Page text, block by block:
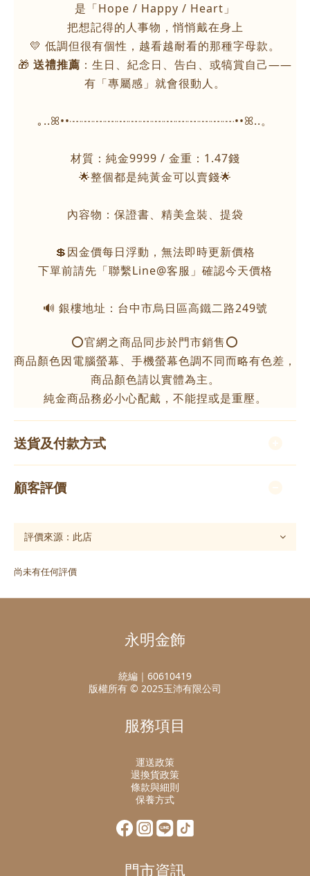
是「Hope / Happy / Heart」
把想記得的人事物，悄悄戴在身上
💛 低調但很有個性，越看越耐看的那種字母款。
🎁 送禮推薦 ：生日、紀念日、告白、或犒賞自己——
有「專屬感」就會很動人。
｡..ꕤ••┈┈┈┈┈┈┈┈┈┈┈┈┈┈••ꕤ..。
材質：純金9999 / 金重：1.47錢
🌟整個都是純黃金可以賣錢🌟
內容物：保證書、精美盒裝、提袋
💲因金價每日浮動，無法即時更新價格
下單前請先「聯繫Line@客服」確認今天價格
🔊 銀樓地址：台中市烏日區高鐵二路249號
⭕️官網之商品同步於門市銷售⭕️
商品顏色因電腦螢幕、手機螢幕色調不同而略有色差，
商品顏色請以實體為主。
純金商品務必小心配戴，不能捏或是重壓。
送貨及付款方式
顧客評價
尚未有任何評價
永明金飾
統編｜60610419
版權所有 © 2025玉沛有限公司
服務項目
運送政策
退換貨政策
條款與細則
保養方式
門市資訊